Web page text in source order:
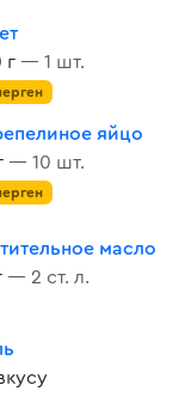
г — 1 шт.
яйцо
— 10 шт.
масло
— 2 ст. л.